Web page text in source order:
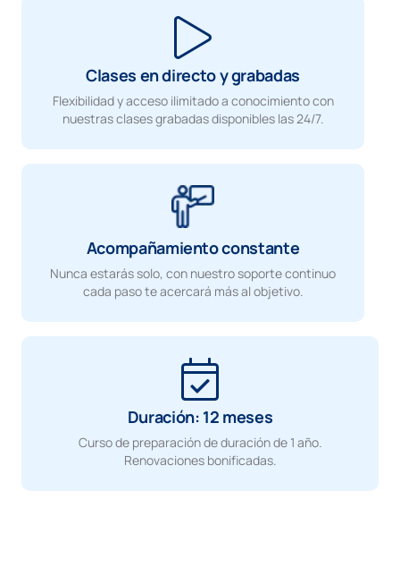
Clases en directo y grabadas
Flexibilidad y acceso ilimitado a conocimiento con
nuestras clases grabadas disponibles las 24/7.
Acompañamiento constante
Nunca estarás solo, con nuestro soporte continuo
cada paso te acercará más al objetivo.
Duración: 12 meses
Curso de preparación de duración de 1 año.
Renovaciones bonificadas.